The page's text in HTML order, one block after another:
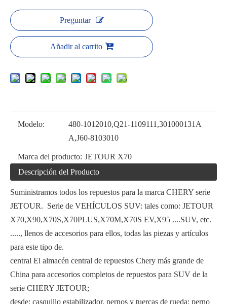
Preguntar
Añadir al carrito
Modelo:
480-1012010,Q21-1109111,301000131A
A,J60-8103010
Marca del producto: JETOUR X70
Descripción del Producto
Suministramos todos los repuestos para la marca CHERY serie
JETOUR. Serie de VEHÍCULOS SUV: tales como: JETOUR
X70,X90,X70S,X70PLUS,X70M,X70S EV,X95 ....SUV, etc.
....., llenos de accesorios para ellos, todas las piezas y artículos
para este tipo de.
central El almacén central de repuestos Chery más grande de
China para accesorios completos de repuestos para SUV de la
serie CHERY JETOUR;
desde: casquillo estabilizador, pernos y tuercas de rueda; perno